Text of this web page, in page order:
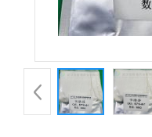
产